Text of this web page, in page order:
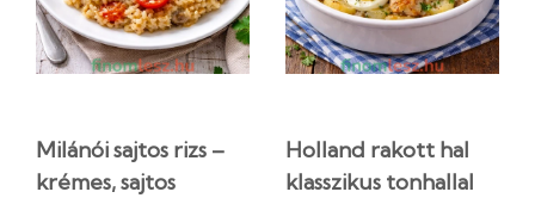
Milánói sajtos rizs –
krémes, sajtos
Holland rakott hal
klasszikus tonhallal